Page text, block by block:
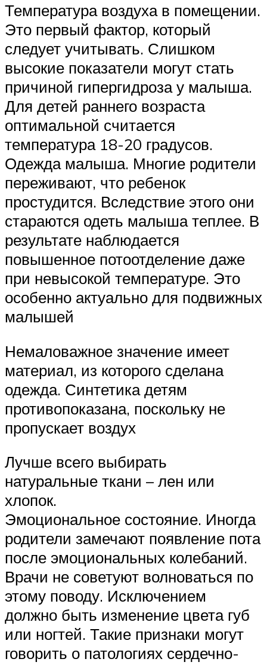
Температура воздуха в помещении.
Это первый фактор, который
следует учитывать. Слишком
высокие показатели могут стать
причиной гипергидроза у малыша.
Для детей раннего возраста
оптимальной считается
температура 18-20 градусов.
Одежда малыша. Многие родители
переживают, что ребенок
простудится. Вследствие этого они
стараются одеть малыша теплее. В
результате наблюдается
повышенное потоотделение даже
при невысокой температуре. Это
особенно актуально для подвижных
малышей
Немаловажное значение имеет
материал, из которого сделана
одежда. Синтетика детям
противопоказана, поскольку не
пропускает воздух
Лучше всего выбирать
натуральные ткани – лен или
хлопок.
Эмоциональное состояние. Иногда
родители замечают появление пота
после эмоциональных колебаний.
Врачи не советуют волноваться по
этому поводу. Исключением
должно быть изменение цвета губ
или ногтей. Такие признаки могут
говорить о патологиях сердечно-